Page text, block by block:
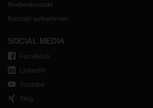
Medienkontakt
Kontakt aufnehmen
SOCIAL MEDIA
Facebook
LinkedIn
Youtube
Xing